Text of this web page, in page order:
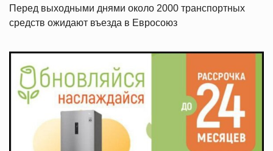
Перед выходными днями около 2000 транспортных
средств ожидают въезда в Евросоюз